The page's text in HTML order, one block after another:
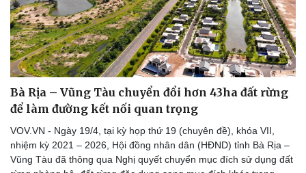
Bà Rịa – Vũng Tàu chuyển đổi hơn 43ha đất rừng
để làm đường kết nối quan trọng
VOV.VN - Ngày 19/4, tại kỳ họp thứ 19 (chuyên đề), khóa VII,
nhiệm kỳ 2021 – 2026, Hội đồng nhân dân (HĐND) tỉnh Bà Rịa –
Vũng Tàu đã thông qua Nghị quyết chuyển mục đích sử dụng đất